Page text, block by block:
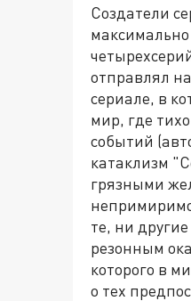
Создатели
отправлял
сериале, в
мир, где
событий
катаклизм
грязными
те, ни
резонным
которого в
о тех